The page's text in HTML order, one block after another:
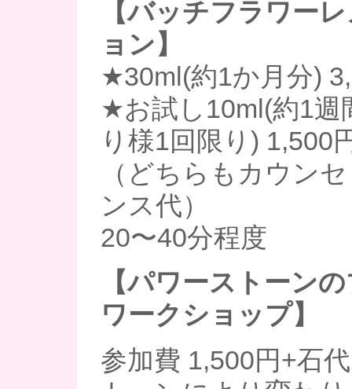
【バッチフラワー
ョン】
★30ml(約1か月分)
★お試し10ml(約1週
り様1回限り) 1,500
（どちらもカウン
ンス代）
20〜40分程度
【パワーストーン
ワークショップ】
参加費 1,500円+石